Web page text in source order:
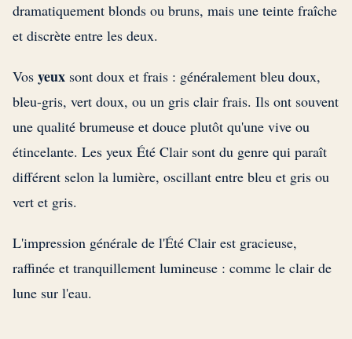
dramatiquement blonds ou bruns, mais une teinte fraîche
et discrète entre les deux.
Vos yeux sont doux et frais : généralement bleu doux,
bleu-gris, vert doux, ou un gris clair frais. Ils ont souvent
une qualité brumeuse et douce plutôt qu'une vive ou
étincelante. Les yeux Été Clair sont du genre qui paraît
différent selon la lumière, oscillant entre bleu et gris ou
vert et gris.
L'impression générale de l'Été Clair est gracieuse,
raffinée et tranquillement lumineuse : comme le clair de
lune sur l'eau.